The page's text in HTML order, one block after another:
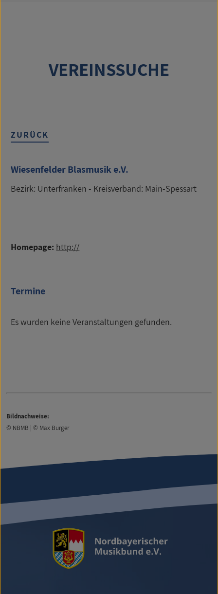
VEREINSSUCHE
ZURÜCK
Wiesenfelder Blasmusik e.V.
Bezirk: Unterfranken - Kreisverband: Main-Spessart
Homepage: http://
Termine
Es wurden keine Veranstaltungen gefunden.
Bildnachweise:
© NBMB | © Max Burger